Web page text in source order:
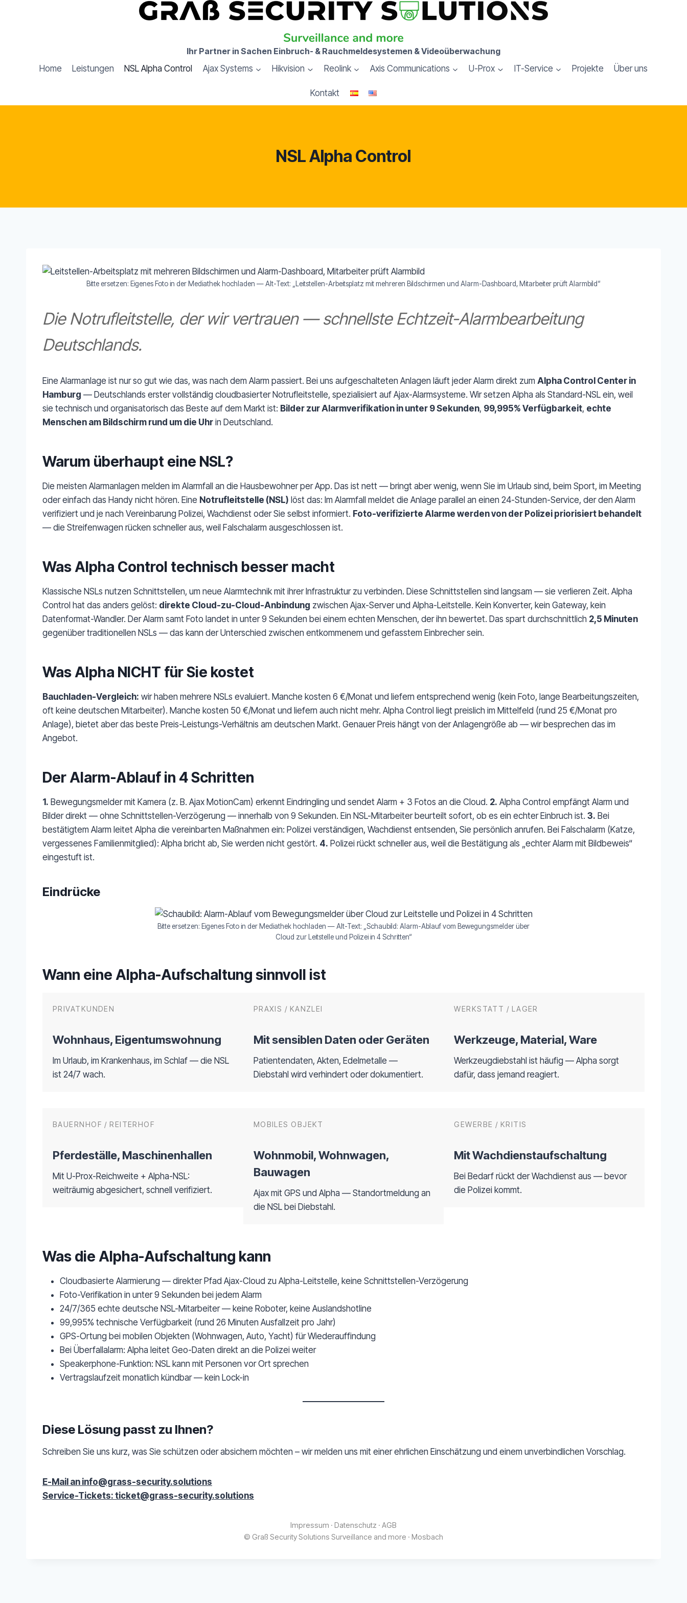
Ihr Partner in Sachen Einbruch- & Rauchmeldesystemen & Videoüberwachung
Home
Leistungen NSL Alpha Control Ajax Systems Hikvision Reolink Axis Communications U-Prox IT-Service Projekte Über uns
Kontakt
NSL Alpha Control
Bitte ersetzen: Eigenes Foto in der Mediathek hochladen — Alt-Text: „Leitstellen-Arbeitsplatz mit mehreren Bildschirmen und Alarm-Dashboard, Mitarbeiter prüft Alarmbild“
Die Notrufleitstelle, der wir vertrauen — schnellste Echtzeit-Alarmbearbeitung
Deutschlands.
Eine Alarmanlage ist nur so gut wie das, was nach dem Alarm passiert. Bei uns aufgeschalteten Anlagen läuft jeder Alarm direkt zum Alpha Control Center in
Hamburg — Deutschlands erster vollständig cloudbasierter Notrufleitstelle, spezialisiert auf Ajax-Alarmsysteme. Wir setzen Alpha als Standard-NSL ein, weil
sie technisch und organisatorisch das Beste auf dem Markt ist: Bilder zur Alarmverifikation in unter 9 Sekunden, 99,995% Verfügbarkeit, echte
Menschen am Bildschirm rund um die Uhr in Deutschland.
Warum überhaupt eine NSL?
Die meisten Alarmanlagen melden im Alarmfall an die Hausbewohner per App. Das ist nett — bringt aber wenig, wenn Sie im Urlaub sind, beim Sport, im Meeting
oder einfach das Handy nicht hören. Eine Notrufleitstelle (NSL) löst das: Im Alarmfall meldet die Anlage parallel an einen 24-Stunden-Service, der den Alarm
verifiziert und je nach Vereinbarung Polizei, Wachdienst oder Sie selbst informiert. Foto-verifizierte Alarme werden von der Polizei priorisiert behandelt
— die Streifenwagen rücken schneller aus, weil Falschalarm ausgeschlossen ist.
Was Alpha Control technisch besser macht
Klassische NSLs nutzen Schnittstellen, um neue Alarmtechnik mit ihrer Infrastruktur zu verbinden. Diese Schnittstellen sind langsam — sie verlieren Zeit. Alpha
Control hat das anders gelöst: direkte Cloud-zu-Cloud-Anbindung zwischen Ajax-Server und Alpha-Leitstelle. Kein Konverter, kein Gateway, kein
Datenformat-Wandler. Der Alarm samt Foto landet in unter 9 Sekunden bei einem echten Menschen, der ihn bewertet. Das spart durchschnittlich 2,5 Minuten
gegenüber traditionellen NSLs — das kann der Unterschied zwischen entkommenem und gefasstem Einbrecher sein.
Was Alpha NICHT für Sie kostet
Bauchladen-Vergleich: wir haben mehrere NSLs evaluiert. Manche kosten 6 €/Monat und liefern entsprechend wenig (kein Foto, lange Bearbeitungszeiten,
oft keine deutschen Mitarbeiter). Manche kosten 50 €/Monat und liefern auch nicht mehr. Alpha Control liegt preislich im Mittelfeld (rund 25 €/Monat pro
Anlage), bietet aber das beste Preis-Leistungs-Verhältnis am deutschen Markt. Genauer Preis hängt von der Anlagengröße ab — wir besprechen das im
Angebot.
Der Alarm-Ablauf in 4 Schritten
1. Bewegungsmelder mit Kamera (z. B. Ajax MotionCam) erkennt Eindringling und sendet Alarm + 3 Fotos an die Cloud. 2. Alpha Control empfängt Alarm und
Bilder direkt — ohne Schnittstellen-Verzögerung — innerhalb von 9 Sekunden. Ein NSL-Mitarbeiter beurteilt sofort, ob es ein echter Einbruch ist. 3. Bei
bestätigtem Alarm leitet Alpha die vereinbarten Maßnahmen ein: Polizei verständigen, Wachdienst entsenden, Sie persönlich anrufen. Bei Falschalarm (Katze,
vergessenes Familienmitglied): Alpha bricht ab, Sie werden nicht gestört. 4. Polizei rückt schneller aus, weil die Bestätigung als „echter Alarm mit Bildbeweis“
eingestuft ist.
Eindrücke
Bitte ersetzen: Eigenes Foto in der Mediathek hochladen — Alt-Text: „Schaubild: Alarm-Ablauf vom Bewegungsmelder über
Cloud zur Leitstelle und Polizei in 4 Schritten“
Wann eine Alpha-Aufschaltung sinnvoll ist
PRIVATKUNDEN
Wohnhaus, Eigentumswohnung
Im Urlaub, im Krankenhaus, im Schlaf — die NSL
ist 24/7 wach.
PRAXIS / KANZLEI
Mit sensiblen Daten oder Geräten
Patientendaten, Akten, Edelmetalle —
Diebstahl wird verhindert oder dokumentiert.
WERKSTATT / LAGER
Werkzeuge, Material, Ware
Werkzeugdiebstahl ist häufig — Alpha sorgt
dafür, dass jemand reagiert.
BAUERNHOF / REITERHOF
Pferdeställe, Maschinenhallen
Mit U-Prox-Reichweite + Alpha-NSL:
weiträumig abgesichert, schnell verifiziert.
MOBILES OBJEKT
Wohnmobil, Wohnwagen,
Bauwagen
Ajax mit GPS und Alpha — Standortmeldung an
die NSL bei Diebstahl.
GEWERBE / KRITIS
Mit Wachdienstaufschaltung
Bei Bedarf rückt der Wachdienst aus — bevor
die Polizei kommt.
Was die Alpha-Aufschaltung kann
Cloudbasierte Alarmierung — direkter Pfad Ajax-Cloud zu Alpha-Leitstelle, keine Schnittstellen-Verzögerung
Foto-Verifikation in unter 9 Sekunden bei jedem Alarm
24/7/365 echte deutsche NSL-Mitarbeiter — keine Roboter, keine Auslandshotline
99,995% technische Verfügbarkeit (rund 26 Minuten Ausfallzeit pro Jahr)
GPS-Ortung bei mobilen Objekten (Wohnwagen, Auto, Yacht) für Wiederauffindung
Bei Überfallalarm: Alpha leitet Geo-Daten direkt an die Polizei weiter
Speakerphone-Funktion: NSL kann mit Personen vor Ort sprechen
Vertragslaufzeit monatlich kündbar — kein Lock-in
Diese Lösung passt zu Ihnen?
Schreiben Sie uns kurz, was Sie schützen oder absichern möchten – wir melden uns mit einer ehrlichen Einschätzung und einem unverbindlichen Vorschlag.
E-Mail an info@grass-security.solutions
Service-Tickets: ticket@grass-security.solutions
Impressum · Datenschutz · AGB
© Graß Security Solutions Surveillance and more · Mosbach